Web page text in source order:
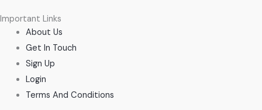
Important Links
About Us
Get In Touch
Sign Up
Login
Terms And Conditions